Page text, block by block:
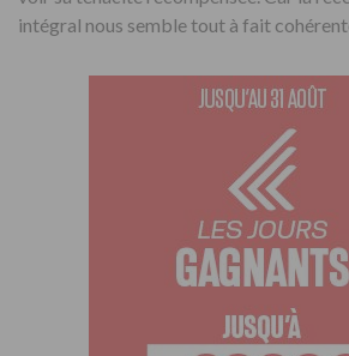
intégral nous semble tout à fait